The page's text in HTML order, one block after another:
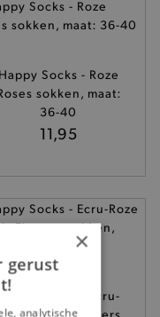
Happy Socks - Roze
sokken, maat:
36-40
11,95
Socks - Ecru-
Mom's Flowers
×
gerust
analytische